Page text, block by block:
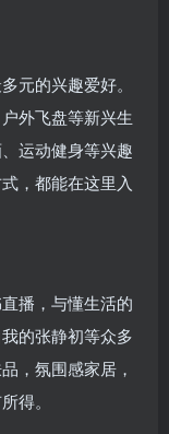
元的兴趣爱好。
外飞盘等新兴生
运动健身等兴趣
，都能在这里入
播，与懂生活的
的张静初等众多
，氛围感家居，
得。